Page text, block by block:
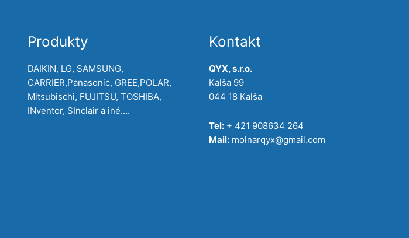
Produkty
DAIKIN, LG, SAMSUNG,
CARRIER,Panasonic, GREE,POLAR,
Mitsubischi, FUJITSU, TOSHIBA,
INventor, SInclair a iné….
Kontakt
QYX, s.r.o.
Kalša 99
044 18 Kalša
Tel: + 421 908634 264
Mail: molnarqyx@gmail.com